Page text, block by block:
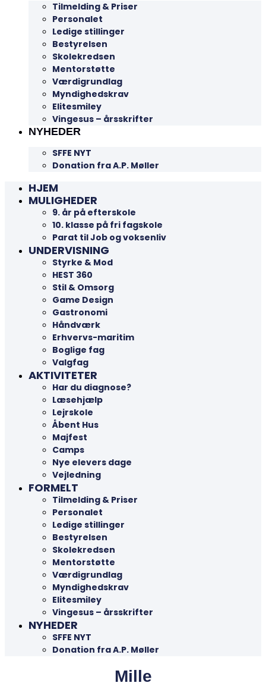
Tilmelding & Priser
Personalet
Ledige stillinger
Bestyrelsen
Skolekredsen
Mentorstøtte
Værdigrundlag
Myndighedskrav
Elitesmiley
Vingesus – årsskrifter
NYHEDER
SFFE NYT
Donation fra A.P. Møller
HJEM
MULIGHEDER
9. år på efterskole
10. klasse på fri fagskole
Parat til Job og voksenliv
UNDERVISNING
Styrke & Mod
HEST 360
Stil & Omsorg
Game Design
Gastronomi
Håndværk
Erhvervs-maritim
Boglige fag
Valgfag
AKTIVITETER
Har du diagnose?
Læsehjælp
Lejrskole
Åbent Hus
Majfest
Camps
Nye elevers dage
Vejledning
FORMELT
Tilmelding & Priser
Personalet
Ledige stillinger
Bestyrelsen
Skolekredsen
Mentorstøtte
Værdigrundlag
Myndighedskrav
Elitesmiley
Vingesus – årsskrifter
NYHEDER
SFFE NYT
Donation fra A.P. Møller
Mille